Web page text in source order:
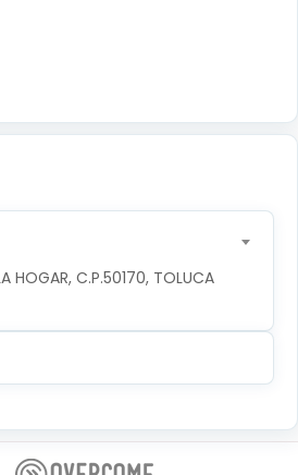
HOGAR, C.P.50170, TOLUCA